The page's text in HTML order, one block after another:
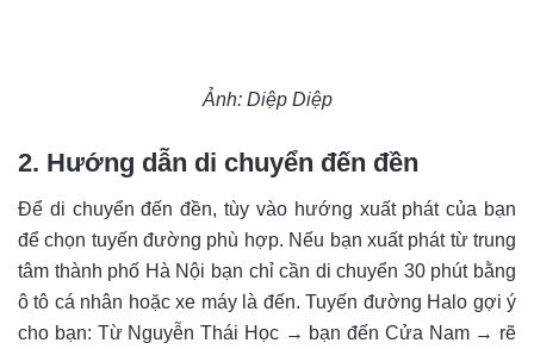
Ảnh: Diệp Diệp
2. Hướng dẫn di chuyển đến đền
Để di chuyển đến đền, tùy vào hướng xuất phát của bạn
để chọn tuyến đường phù hợp. Nếu bạn xuất phát từ trung
tâm thành phố Hà Nội bạn chỉ cần di chuyển 30 phút bằng
ô tô cá nhân hoặc xe máy là đến. Tuyến đường Halo gợi ý
cho bạn: Từ Nguyễn Thái Học → bạn đến Cửa Nam → rẽ